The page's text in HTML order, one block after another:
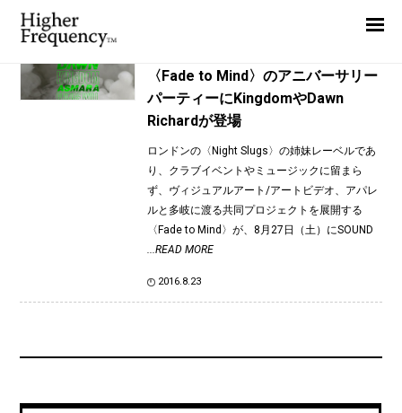
TAG: Dawn Richard
〈Fade to Mind〉のアニバーサリー
パーティーにKingdomやDawn
Richardが登場
ロンドンの〈Night Slugs〉の姉妹レーベルであ
り、クラブイベントやミュージックに留まら
ず、ヴィジュアルアート/アートビデオ、アパレ
ルと多岐に渡る共同プロジェクトを展開する
〈Fade to Mind〉が、8月27日（土）にSOUND
...READ MORE
2016.8.23
News
Interview
Report